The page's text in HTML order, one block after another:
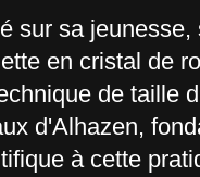
sur sa
en cristal de
de taille
d'Alhazen,
à cette